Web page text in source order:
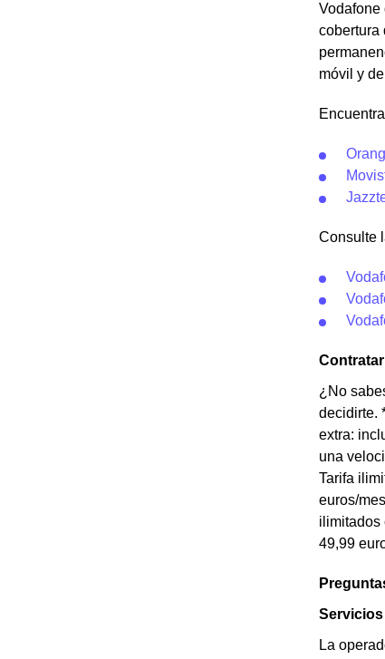
Vodafone
cobertura
móvil y
Consulte
¿No
decidirte.
extra:
una
Tarifa
euros/
ilimitados
49,99
Servicios
La